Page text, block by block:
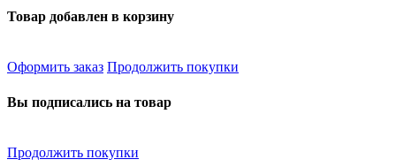
Товар добавлен в корзину
Оформить заказ Продолжить покупки
Вы подписались на товар
Продолжить покупки